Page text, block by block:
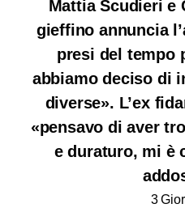
Mattia Scudieri e
gieffino annuncia
presi del tempo
abbiamo deciso di
diverse». L’ex
«pensavo di aver
e duraturo, mi è
3